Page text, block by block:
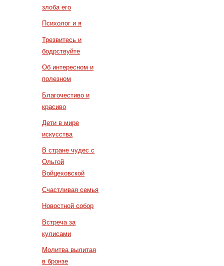
злоба его
Психолог и я
Трезвитесь и
бодрствуйте
Об интересном и
полезном
Благочестиво и
красиво
Дети в мире
искусства
В стране чудес с
Ольгой
Войцеховской
Счастливая семья
Новостной собор
Встреча за
кулисами
Молитва вылитая
в бронзе